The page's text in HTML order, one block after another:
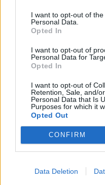
I want to opt-out of
Personal Data.
Opted In
I want to opt-out of
Personal Data for
Opted In
I want to opt-out of
Retention, Sale, and/
Personal Data that Is
Purposes for which it
Opted Out
CONFIRM
Data Deletion
Παιχνίδι
Video Φίσερ
Κάρι Στέφεν